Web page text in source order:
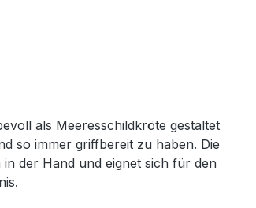
als Meeresschildkröte gestaltet
so immer griffbereit zu haben. Die
der Hand und eignet sich für den